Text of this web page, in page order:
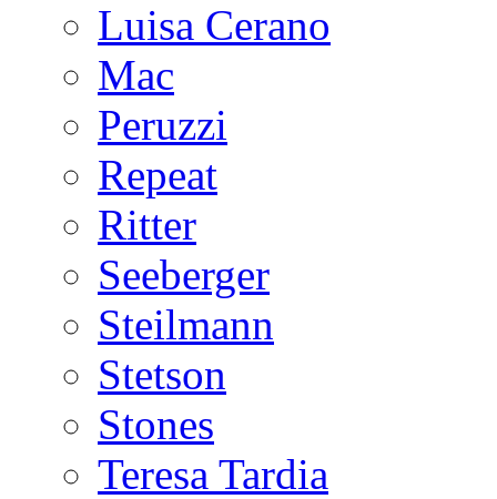
Luisa Cerano
Mac
Peruzzi
Repeat
Ritter
Seeberger
Steilmann
Stetson
Stones
Teresa Tardia